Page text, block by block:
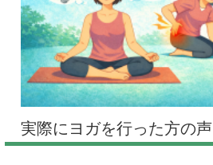
実際にヨガを行った方の声